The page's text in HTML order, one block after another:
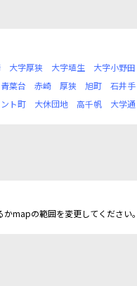
大字厚狭 大字埴生 大字小野田
青葉台 赤崎 厚狭 旭町 石井手
ト町 大休団地 高千帆 大学通
mapの範囲を変更してください。